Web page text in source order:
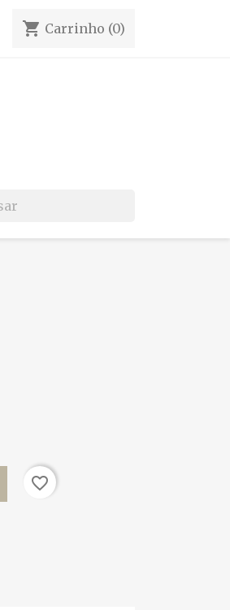
shopping_cart Carrinho (0)
favorite_border